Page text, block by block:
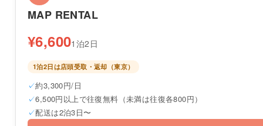
MAP RENTAL
¥6,6001泊2日
1泊2日は店頭受取・返却（東京）
約3,300円/日
6,500円以上で往復無料（未満は往復各800円）
配送は2泊3日〜